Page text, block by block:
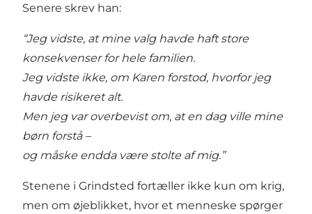
Senere skrev han:
“Jeg vidste, at mine valg havde haft store
konsekvenser for hele familien.
Jeg vidste ikke, om Karen forstod, hvorfor jeg
havde risikeret alt.
Men jeg var overbevist om, at en dag ville mine
børn forstå –
og måske endda være stolte af mig.”
Stenene i Grindsted fortæller ikke kun om krig,
men om øjeblikket, hvor et menneske spørger